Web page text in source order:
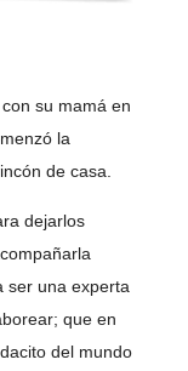
su mamá en
la
de casa.
dejarlos
ser una experta
que en
del mundo